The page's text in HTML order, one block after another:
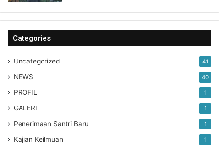
Categories
Uncategorized 41
NEWS 40
PROFIL 1
GALERI 1
Penerimaan Santri Baru 1
Kajian Keilmuan 1